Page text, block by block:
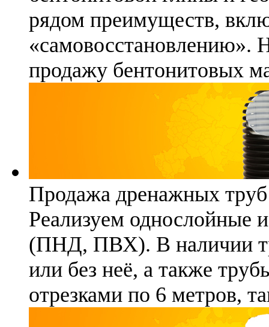
рядом преимуществ,
«самовосстановлению».
продажу бентонитовых
Продажа дренажных труб
Реализуем однослойные
(ПНД, ПВХ). В наличии
или без неё, а также
отрезками по 6 метров,